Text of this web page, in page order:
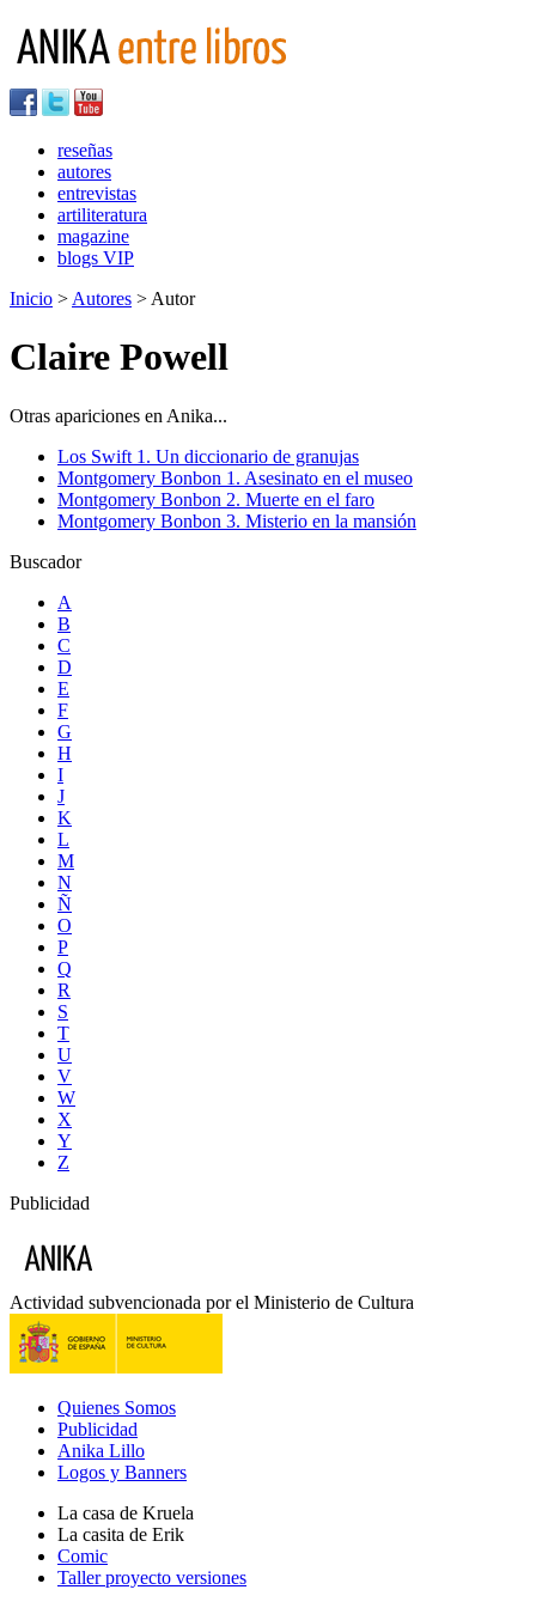
reseñas
autores
entrevistas
artiliteratura
magazine
blogs VIP
Inicio > Autores > Autor
Claire Powell
Otras apariciones en Anika...
Los Swift 1. Un diccionario de granujas
Montgomery Bonbon 1. Asesinato en el museo
Montgomery Bonbon 2. Muerte en el faro
Montgomery Bonbon 3. Misterio en la mansión
Buscador
A
B
C
D
E
F
G
H
I
J
K
L
M
N
Ñ
O
P
Q
R
S
T
U
V
W
X
Y
Z
Publicidad
Actividad subvencionada por el Ministerio de Cultura
Quienes Somos
Publicidad
Anika Lillo
Logos y Banners
La casa de Kruela
La casita de Erik
Comic
Taller proyecto versiones